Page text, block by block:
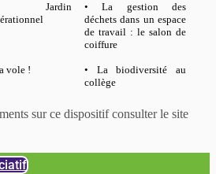
• La gestion des
déchets dans un espace
de travail : le salon de
coiffure
vole !
• La biodiversité au
collège
sur ce dispositif consulter le site